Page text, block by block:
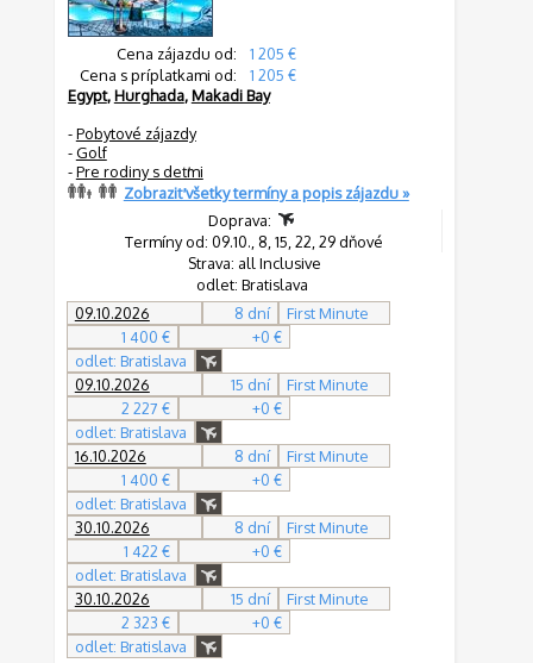
Cena zájazdu od:
1 205 €
Cena s príplatkami od:
1 205 €
Egypt,Hurghada,Makadi Bay
-Pobytové zájazdy
-Golf
-Pre rodiny s deťmi
Zobraziť všetky termíny a popis zájazdu »
Doprava:
Termíny od: 09.10., 8, 15, 22, 29 dňové
Strava: all Inclusive
odlet: Bratislava
09.10.2026
8 dní
First Minute
1 400 €
+0 €
odlet: Bratislava
09.10.2026
15 dní
First Minute
2 227 €
+0 €
odlet: Bratislava
16.10.2026
8 dní
First Minute
1 400 €
+0 €
odlet: Bratislava
30.10.2026
8 dní
First Minute
1 422 €
+0 €
odlet: Bratislava
30.10.2026
15 dní
First Minute
2 323 €
+0 €
odlet: Bratislava